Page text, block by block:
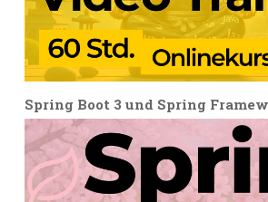
Spring Boot 3 und Spring